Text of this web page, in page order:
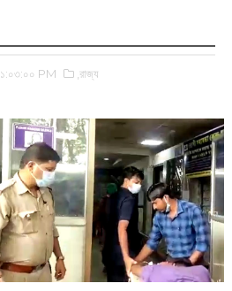
PM ,রাজ্য